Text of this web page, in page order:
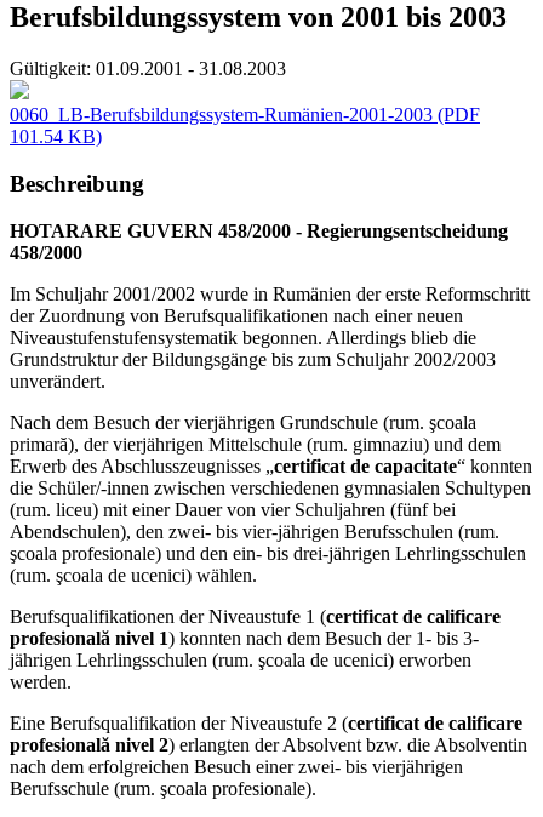
Berufsbildungssystem von 2001 bis 2003
Gültigkeit: 01.09.2001 - 31.08.2003
0060_LB-Berufsbildungssystem-Rumänien-2001-2003 (PDF
101.54 KB)
Beschreibung
HOTARARE GUVERN 458/2000 - Regierungsentscheidung
458/2000
Im Schuljahr 2001/2002 wurde in Rumänien der erste Reformschritt
der Zuordnung von Berufsqualifikationen nach einer neuen
Niveaustufenstufensystematik begonnen. Allerdings blieb die
Grundstruktur der Bildungsgänge bis zum Schuljahr 2002/2003
unverändert.
Nach dem Besuch der vierjährigen Grundschule (rum. şcoala
primară), der vierjährigen Mittelschule (rum. gimnaziu) und dem
Erwerb des Abschlusszeugnisses „certificat de capacitate“ konnten
die Schüler/-innen zwischen verschiedenen gymnasialen Schultypen
(rum. liceu) mit einer Dauer von vier Schuljahren (fünf bei
Abendschulen), den zwei- bis vier-jährigen Berufsschulen (rum.
şcoala profesionale) und den ein- bis drei-jährigen Lehrlingsschulen
(rum. şcoala de ucenici) wählen.
Berufsqualifikationen der Niveaustufe 1 (certificat de calificare
profesională nivel 1) konnten nach dem Besuch der 1- bis 3-
jährigen Lehrlingsschulen (rum. şcoala de ucenici) erworben
werden.
Eine Berufsqualifikation der Niveaustufe 2 (certificat de calificare
profesională nivel 2) erlangten der Absolvent bzw. die Absolventin
nach dem erfolgreichen Besuch einer zwei- bis vierjährigen
Berufsschule (rum. şcoala profesionale).